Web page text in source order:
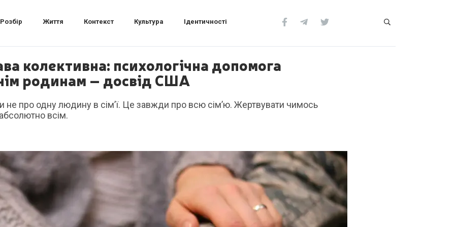
Розбір Життя Контекст Культура Ідентичності
колективна: психологічна допомога
родинам – досвід США
не про одну людину в сім’ї. Це завжди про всю сім’ю. Жертвувати чимось
всім.